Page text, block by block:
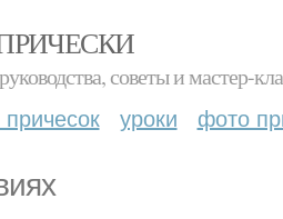
советы и мастер-
уроки фото